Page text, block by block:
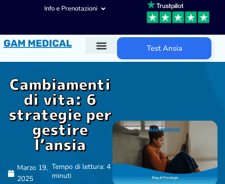
Info e Prenotazioni
Test Ansia
Cambiamenti
di vita: 6
strategie per
gestire
l’ansia
Marzo 19,
2025
Tempo di lettura: 4
minuti